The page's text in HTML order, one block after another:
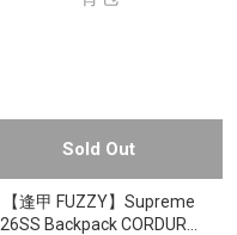
Sold Out
【逢甲 FUZZY】Supreme
26SS Backpack CORDURA